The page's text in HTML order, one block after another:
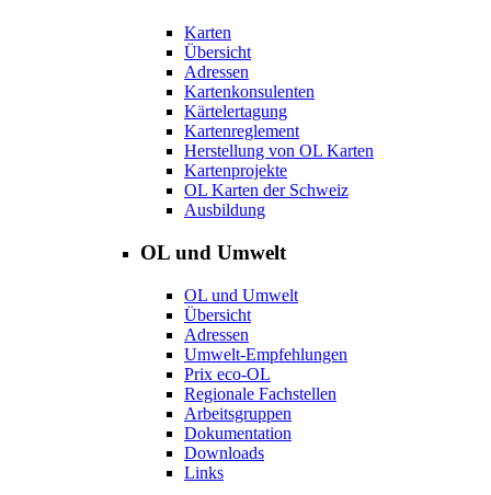
Karten
Übersicht
Adressen
Kartenkonsulenten
Kärtelertagung
Kartenreglement
Herstellung von OL Karten
Kartenprojekte
OL Karten der Schweiz
Ausbildung
OL und Umwelt
OL und Umwelt
Übersicht
Adressen
Umwelt-Empfehlungen
Prix eco-OL
Regionale Fachstellen
Arbeitsgruppen
Dokumentation
Downloads
Links